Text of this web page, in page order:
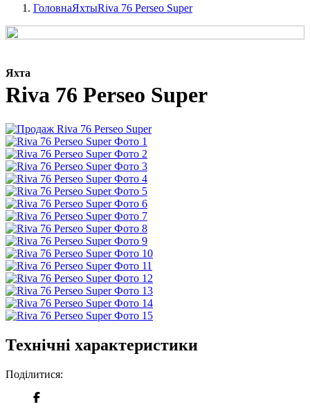
ГоловнаЯхтыRiva 76 Perseo Super
Яхта
Riva 76 Perseo Super
Технічні характеристики
Поділитися: